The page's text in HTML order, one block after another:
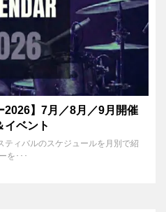
2026】7月／8月／9月開催
イベント
ティバルのスケジュールを月別で紹
を･･･